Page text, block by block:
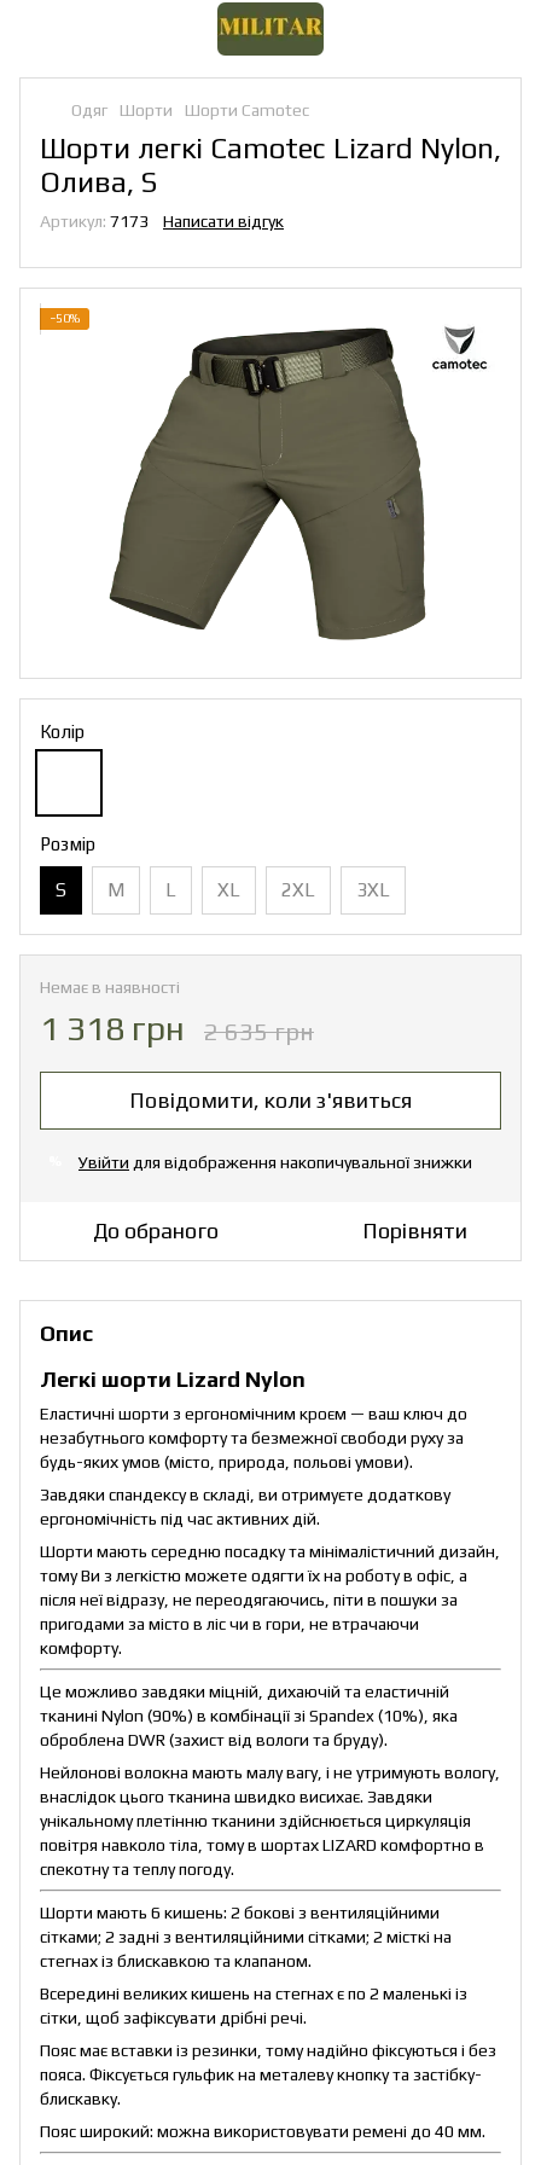
Одяг Шорти Шорти Camotec
Шорти легкі Camotec Lizard Nylon,
Олива, S
Артикул: 7173 Написати відгук
−50%
Колір
Розмір
S M L XL 2XL 3XL
Немає в наявності
1 318 грн 2 635 грн
Повідомити, коли з'явиться
Увійти для відображення накопичувальної знижки
До обраного Порівняти
Опис
Легкі шорти Lizard Nylon
Еластичні шорти з ергономічним кроєм — ваш ключ до
незабутнього комфорту та безмежної свободи руху за
будь-яких умов (місто, природа, польові умови).
Завдяки спандексу в складі, ви отримуєте додаткову
ергономічність під час активних дій.
Шорти мають середню посадку та мінімалістичний дизайн,
тому Ви з легкістю можете одягти їх на роботу в офіс, а
після неї відразу, не переодягаючись, піти в пошуки за
пригодами за місто в ліс чи в гори, не втрачаючи
комфорту.
Це можливо завдяки міцній, дихаючій та еластичній
тканині Nylon (90%) в комбінації зі Spandex (10%), яка
оброблена DWR (захист від вологи та бруду).
Нейлонові волокна мають малу вагу, і не утримують вологу,
внаслідок цього тканина швидко висихає. Завдяки
унікальному плетінню тканини здійснюється циркуляція
повітря навколо тіла, тому в шортах LIZARD комфортно в
спекотну та теплу погоду.
Шорти мають 6 кишень: 2 бокові з вентиляційними
сітками; 2 задні з вентиляційними сітками; 2 місткі на
стегнах із блискавкою та клапаном.
Всередині великих кишень на стегнах є по 2 маленькі із
сітки, щоб зафіксувати дрібні речі.
Пояс має вставки із резинки, тому надійно фіксуються і без
пояса. Фіксується гульфик на металеву кнопку та застібку-
блискавку.
Пояс широкий: можна використовувати ремені до 40 мм.